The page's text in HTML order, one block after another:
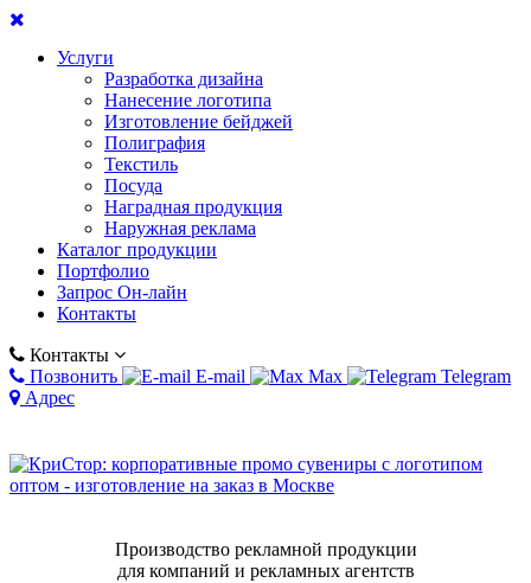
Услуги
Разработка дизайна
Нанесение логотипа
Изготовление бейджей
Полиграфия
Текстиль
Посуда
Наградная продукция
Наружная реклама
Каталог продукции
Портфолио
Запрос Он-лайн
Контакты
Контакты
Позвонить
E-mail Max
Telegram
Адрес
Производство рекламной продукции
для компаний и рекламных агентств